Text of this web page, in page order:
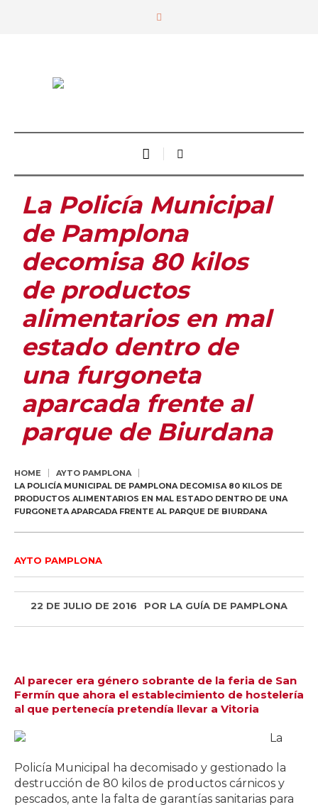
La Policía Municipal
de Pamplona
decomisa 80 kilos
de productos
alimentarios en mal
estado dentro de
una furgoneta
aparcada frente al
parque de Biurdana
HOME
AYTO PAMPLONA
LA POLICÍA MUNICIPAL DE PAMPLONA DECOMISA 80 KILOS DE
PRODUCTOS ALIMENTARIOS EN MAL ESTADO DENTRO DE UNA
FURGONETA APARCADA FRENTE AL PARQUE DE BIURDANA
AYTO PAMPLONA
22 DE JULIO DE 2016 POR LA GUÍA DE PAMPLONA
Al parecer era género sobrante de la feria de San
Fermín que ahora el establecimiento de hostelería
al que pertenecía pretendía llevar a Vitoria
La
Policía Municipal ha decomisado y gestionado la
destrucción de 80 kilos de productos cárnicos y
pescados, ante la falta de garantías sanitarias para